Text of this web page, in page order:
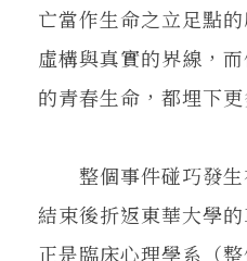
亡當作生命之立足點
虛構與真實的界線，
的青春生命，都埋下
整個事件碰巧發生
結束後折返東華大學
正是臨床心理學系（